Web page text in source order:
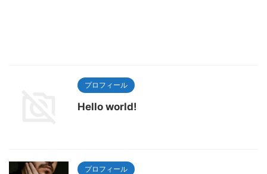
プロフィール
Hello world!
プロフィール